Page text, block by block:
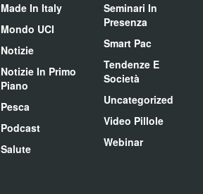
Made In Italy
Mondo UCI
Notizie
Notizie In Primo
Piano
Pesca
Podcast
Salute
Seminari In
Presenza
Smart Pac
Tendenze E
Società
Uncategorized
Video Pillole
Webinar